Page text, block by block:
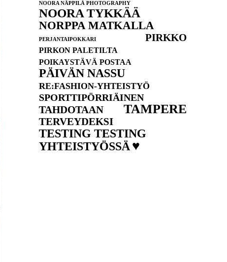
NOORA NÄPPILÄ PHOTOGRAPHY
NOORA TYKKÄÄ
NORPPA MATKALLA
PERJANTAIPOKKARI PIRKKO
PIRKON PALETILTA
POIKAYSTÄVÄ POSTAA
PÄIVÄN NASSU
RE:FASHION-YHTEISTYÖ
SPORTTIPÖRRIÄINEN
TAHDOTAAN TAMPERE
TERVEYDEKSI
TESTING TESTING
YHTEISTYÖSSÄ♥